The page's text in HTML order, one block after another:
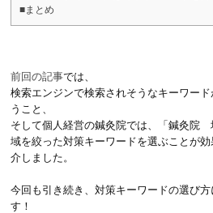
■まとめ
前回の記事では、
検索エンジンで検索されそうなキーワー
うこと、
そして個人経営の鍼灸院では、「鍼灸院
域を絞った対策キーワードを選ぶことが
介しました。
今回も引き続き、対策キーワードの選び
す！